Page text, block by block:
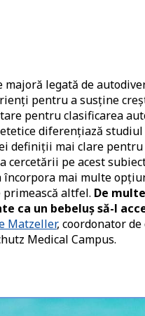
majoră legată de
pentru a susține
pentru clasificarea
diferențiază
definiții mai clare
cercetării pe acest
încorpora mai multe
primească altfel. De
ca un bebeluș să-l
Matzeller, coordonator
Medical Campus.